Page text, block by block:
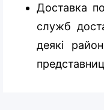
Доставка
служб
деякі